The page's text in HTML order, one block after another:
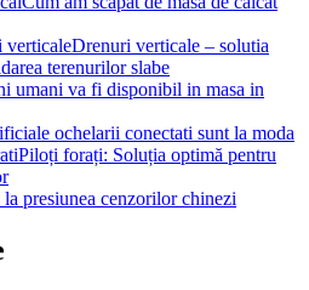
Drenuri verticale – solutia
terenurilor slabe
umani va fi disponibil in masa in
ochelarii conectati sunt la moda
Piloți forați: Soluția optimă pentru
presiunea cenzorilor chinezi